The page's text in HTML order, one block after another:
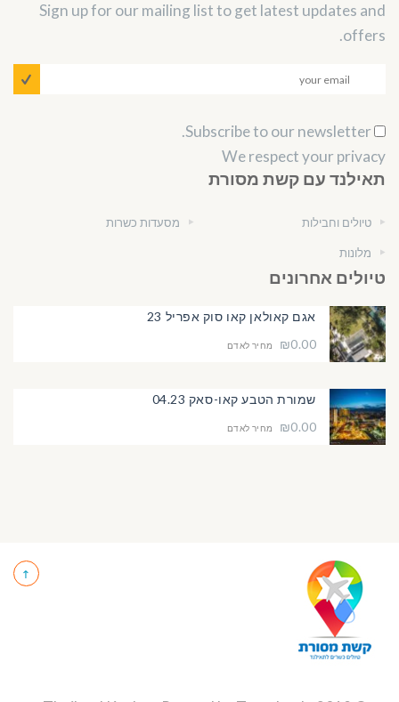
Sign up for our mailing list to get latest updates and
offers.
We respect your privacy
תאילנד עם קשת מסורת
טיולים וחבילות
מלונות
מסעדות כשרות
טיולים אחרונים
אגם קאולאן קאו סוק אפריל 23
₪0.00
מחיר לאדם
שמורת הטבע קאו-סאק 04.23
₪0.00
מחיר לאדם